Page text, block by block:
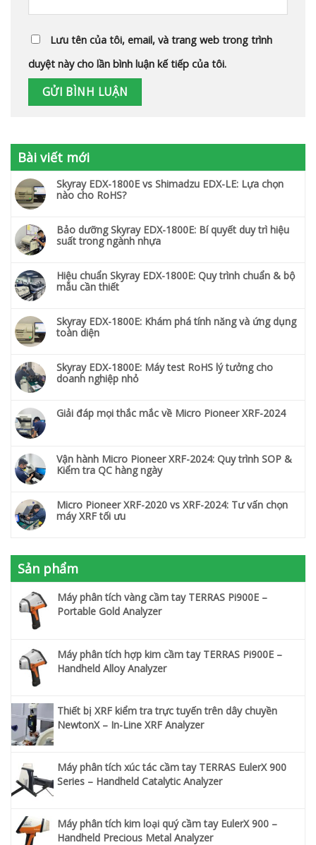
Lưu tên của tôi, email, và trang web trong trình
duyệt này cho lần bình luận kế tiếp của tôi.
Bài viết mới
Skyray EDX-1800E vs Shimadzu EDX-LE: Lựa chọn
nào cho RoHS?
Bảo dưỡng Skyray EDX-1800E: Bí quyết duy trì hiệu
suất trong ngành nhựa
Hiệu chuẩn Skyray EDX-1800E: Quy trình chuẩn & bộ
mẫu cần thiết
Skyray EDX-1800E: Khám phá tính năng và ứng dụng
toàn diện
Skyray EDX-1800E: Máy test RoHS lý tưởng cho
doanh nghiệp nhỏ
Giải đáp mọi thắc mắc về Micro Pioneer XRF-2024
Vận hành Micro Pioneer XRF-2024: Quy trình SOP &
Kiểm tra QC hàng ngày
Micro Pioneer XRF-2020 vs XRF-2024: Tư vấn chọn
máy XRF tối ưu
Sản phẩm
Máy phân tích vàng cầm tay TERRAS Pi900E –
Portable Gold Analyzer
Máy phân tích hợp kim cầm tay TERRAS Pi900E –
Handheld Alloy Analyzer
Thiết bị XRF kiểm tra trực tuyến trên dây chuyền
NewtonX – In-Line XRF Analyzer
Máy phân tích xúc tác cầm tay TERRAS EulerX 900
Series – Handheld Catalytic Analyzer
Máy phân tích kim loại quý cầm tay EulerX 900 –
Handheld Precious Metal Analyzer